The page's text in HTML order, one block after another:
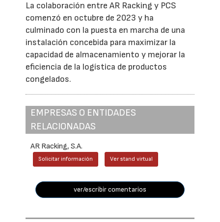
La colaboración entre AR Racking y PCS
comenzó en octubre de 2023 y ha
culminado con la puesta en marcha de una
instalación concebida para maximizar la
capacidad de almacenamiento y mejorar la
eficiencia de la logística de productos
congelados.
EMPRESAS O ENTIDADES
RELACIONADAS
AR Racking, S.A.
Solicitar información Ver stand virtual
ver/escribir comentarios